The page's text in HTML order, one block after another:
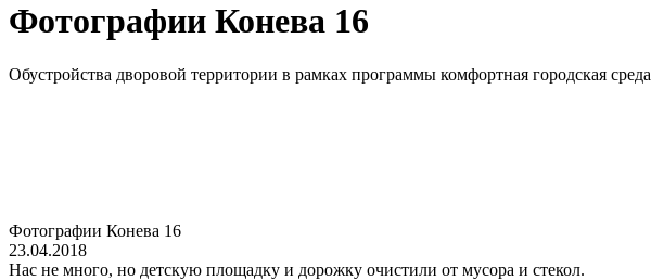
Фотографии Конева 16
Обустройства дворовой территории в рамках программы комфортная городская среда
Фотографии Конева 16
23.04.2018
Нас не много, но детскую площадку и дорожку очистили от мусора и стекол.